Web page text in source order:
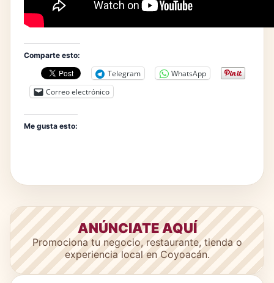
Comparte esto:
Telegram
WhatsApp
Correo electrónico
Me gusta esto:
ANÚNCIATE AQUÍ
Promociona tu negocio, restaurante, tienda o
experiencia local en Coyoacán.